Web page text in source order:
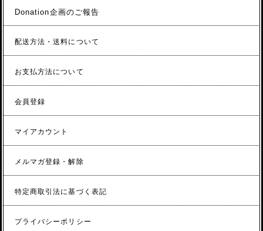
Donation企画のご報告
配送方法・送料について
お支払方法について
会員登録
マイアカウント
メルマガ登録・解除
特定商取引法に基づく表記
プライバシーポリシー